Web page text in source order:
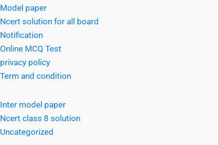
Model paper
Ncert solution for all board
Notification
Online MCQ Test
privacy policy
Term and condition
Inter model paper
Ncert class 8 solution
Uncategorized